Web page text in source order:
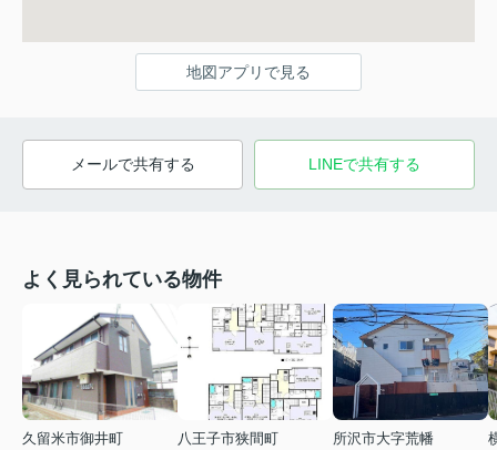
地図アプリで見る
メールで共有する LINEで共有する
よく見られている物件
久留米市御井町
八王子市狭間町
所沢市大字荒幡